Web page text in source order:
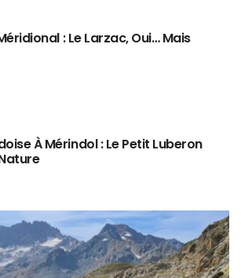
: Le Larzac, Oui… Mais
À Mérindol : Le Petit Luberon